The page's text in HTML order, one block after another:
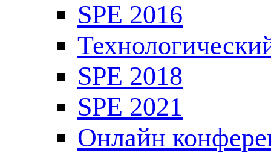
SPE 2016
SPE 2018
SPE 2021
Онлайн